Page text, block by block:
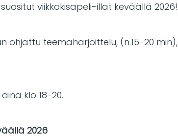
viikkokisapeli-illat keväällä 2026!
ohjattu teemaharjoittelu, (n.15-20
klo 18-20.
2026